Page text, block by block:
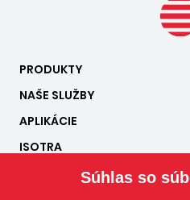
PRODUKTY
NAŠE SLUŽBY
APLIKÁCIE
ISOTRA
Súhlas so